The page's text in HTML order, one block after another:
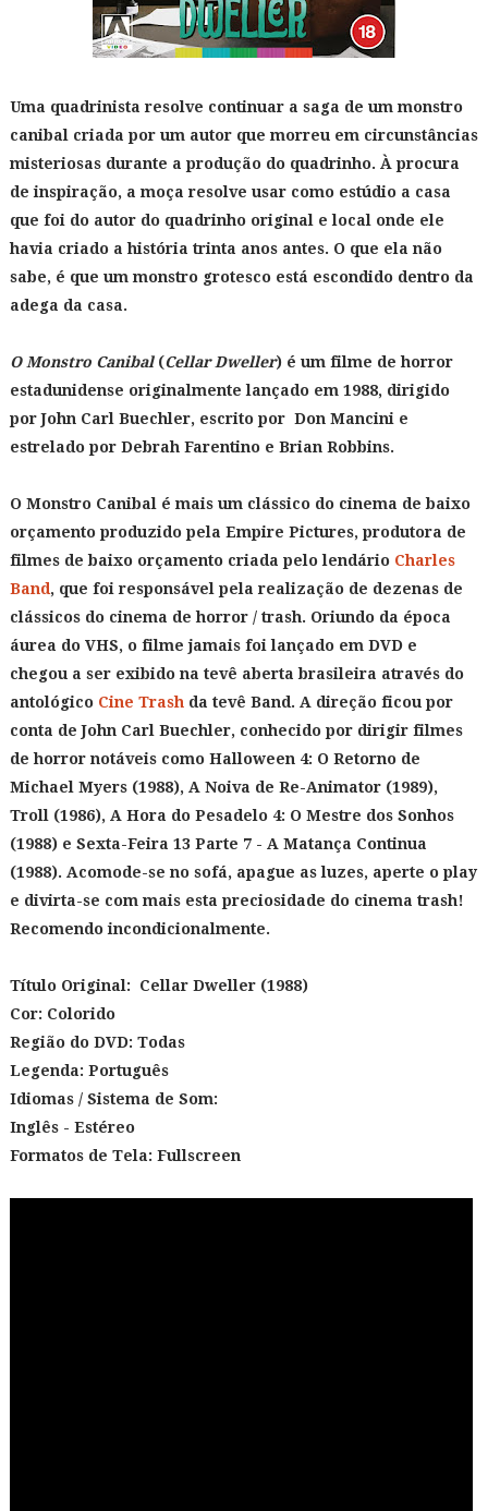
Uma quadrinista resolve continuar a saga de um monstro
canibal criada por um autor que morreu em circunstâncias
misteriosas durante a produção do quadrinho. À procura
de inspiração, a moça resolve usar como estúdio a casa
que foi do autor do quadrinho original e local onde ele
havia criado a história trinta anos antes. O que ela não
sabe, é que um monstro grotesco está escondido dentro da
adega da casa.
O Monstro Canibal(Cellar Dweller) é um filme de horror
estadunidense originalmente lançado em 1988, dirigido
por John Carl Buechler, escrito por Don Mancini e
estrelado por Debrah Farentino e Brian Robbins.
O Monstro Canibal é mais um clássico do cinema de baixo
orçamento produzido pela Empire Pictures, produtora de
filmes de baixo orçamento criada pelo lendário Charles
Band, que foi responsável pela realização de dezenas de
clássicos do cinema de horror / trash. Oriundo da época
áurea do VHS, o filme jamais foi lançado em DVD e
chegou a ser exibido na tevê aberta brasileira através do
antológico Cine Trash da tevê Band. A direção ficou por
conta de John Carl Buechler, conhecido por dirigir filmes
de horror notáveis como Halloween 4: O Retorno de
Michael Myers (1988), A Noiva de Re-Animator (1989),
Troll (1986), A Hora do Pesadelo 4: O Mestre dos Sonhos
(1988) e Sexta-Feira 13 Parte 7 - A Matança Continua
(1988). Acomode-se no sofá, apague as luzes, aperte o play
e divirta-se com mais esta preciosidade do cinema trash!
Recomendo incondicionalmente.
Título Original:
Cellar Dweller (1988)
Cor: Colorido
Região do DVD: Todas
Legenda: Português
Idiomas / Sistema de Som:
Inglês - Estéreo
Formatos de Tela: Fullscreen